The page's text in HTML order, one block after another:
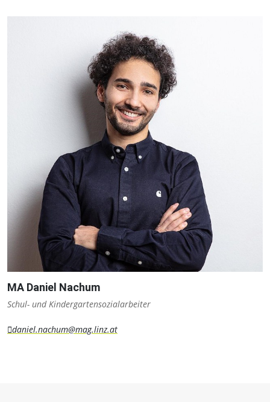
MA Daniel Nachum
Schul- und Kindergartensozialarbeiter
daniel.nachum@mag.linz.at